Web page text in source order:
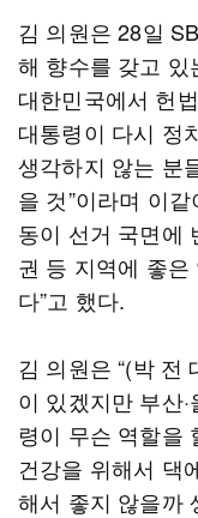
김 의원은 28일
해 향수를 갖고
대한민국에서 헌
대통령이 다시 정
생각하지 않는 분
을 것”이라며 이
동이 선거 국면에
권 등 지역에 좋
다”고 했다.
김 의원은 “(박 전
이 있겠지만 부산
령이 무슨 역할을
건강을 위해서 댁
해서 좋지 않을까